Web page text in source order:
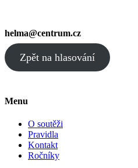
helma@centrum.cz
Zpět na hlasování
Menu
O soutěži
Pravidla
Kontakt
Ročníky